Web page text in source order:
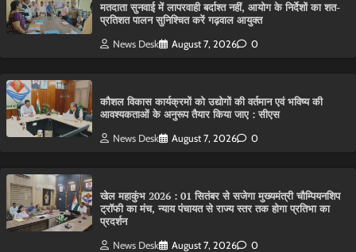
मतदाता सुनवाई में लापरवाही बर्दाश्त नहीं, आयोग के निर्देशों का शत-
प्रतिशत पालन सुनिश्चित करें गढ़वाल आयुक्त
News Desk August 7, 2026 0
कौशल विकास कार्यक्रमों को उद्योगों की वर्तमान एवं भविष्य की
आवश्यकताओं के अनुरूप तैयार किया जाए : सीएस
News Desk August 7, 2026 0
खेल महाकुंभ 2026 : 01 सितंबर से सजेगा मुख्यमंत्री चौम्पियनशिप
ट्रॉफी का मंच, न्याय पंचायत से राज्य स्तर तक होगा प्रतिभा का
प्रदर्शन
News Desk August 7, 2026 0